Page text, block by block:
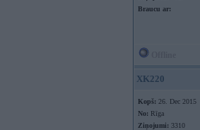
Braucu ar:
XK220
Kopš: 26. Dec 2015
No: Rīga
Ziņojumi: 3310